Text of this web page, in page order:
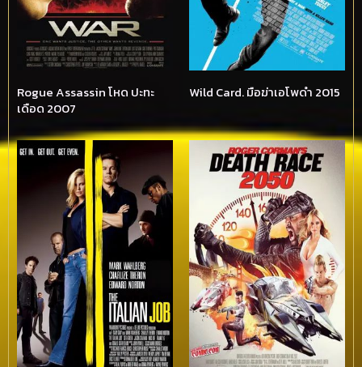
Rogue Assassin โหด ปะทะ
เดือด 2007
Wild Card. มือฆ่าเอโพดำ 2015